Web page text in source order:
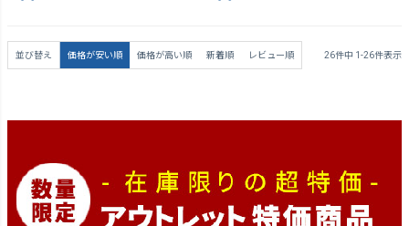
並び替え 価格が安い順 価格が高い順 新着順 レビュー順 26件中 1 -26件表示